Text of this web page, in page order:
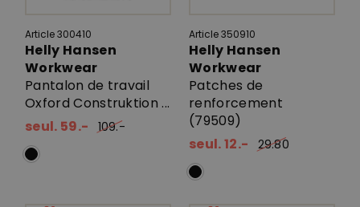
Article 300410
Helly Hansen
Workwear
Pantalon de travail
Oxford Construktion ...
seul. 59.-
109.-
Article 350910
Helly Hansen
Workwear
Patches de
renforcement
(79509)
seul. 12.-
29.80